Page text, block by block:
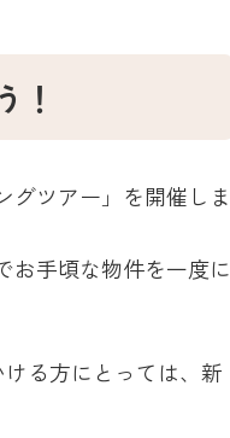
！
グツアー」を開催しま
お手頃な物件を一度に
る方にとっては、新